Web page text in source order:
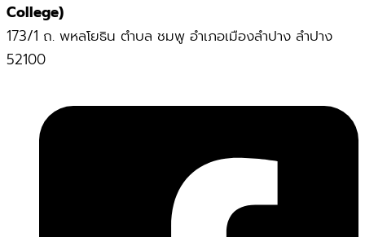
College)
173/1 ถ. พหลโยธิน ตำบล ชมพู อำเภอเมืองลำปาง ลำปาง
52100